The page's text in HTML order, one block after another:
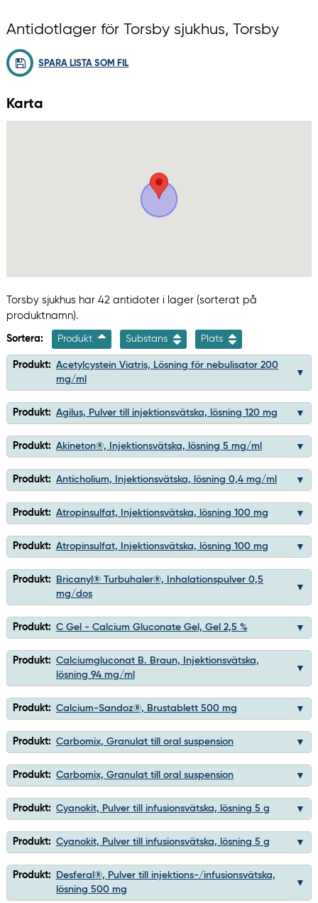
Antidotlager för Torsby sjukhus, Torsby
SPARA LISTA SOM FIL
Karta
Torsby sjukhus har 42 antidoter i lager (sorterat på
produktnamn).
Sortera: Produkt Substans Plats
Produkt: Acetylcystein Viatris, Lösning för nebulisator 200
mg/ml
Produkt: Agilus, Pulver till injektionsvätska, lösning 120 mg
Produkt: Akineton®, Injektionsvätska, lösning 5 mg/ml
Produkt: Anticholium, Injektionsvätska, lösning 0,4 mg/ml
Produkt: Atropinsulfat, Injektionsvätska, lösning 100 mg
Produkt: Atropinsulfat, Injektionsvätska, lösning 100 mg
Produkt:
Bricanyl® Turbuhaler®, Inhalationspulver 0,5
mg/dos
Produkt: C Gel - Calcium Gluconate Gel, Gel 2,5 %
Produkt: Calciumgluconat B. Braun, Injektionsvätska,
lösning 94 mg/ml
Produkt: Calcium-Sandoz®, Brustablett 500 mg
Produkt: Carbomix, Granulat till oral suspension
Produkt: Carbomix, Granulat till oral suspension
Produkt: Cyanokit, Pulver till infusionsvätska, lösning 5 g
Produkt: Cyanokit, Pulver till infusionsvätska, lösning 5 g
Produkt:
Desferal®, Pulver till injektions-/infusionsvätska,
lösning 500 mg